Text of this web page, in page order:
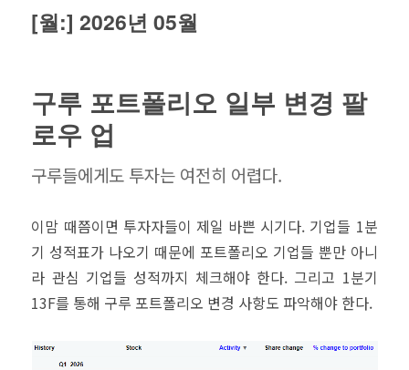
[월:]2026년 05월
구루 포트폴리오 일부 변경 팔
로우 업
구루들에게도 투자는 여전히 어렵다.
이맘 때쯤이면 투자자들이 제일 바쁜 시기다. 기업들 1분
기 성적표가 나오기 때문에 포트폴리오 기업들 뿐만 아니
라 관심 기업들 성적까지 체크해야 한다. 그리고 1분기
13F를 통해 구루 포트폴리오 변경 사항도 파악해야 한다.